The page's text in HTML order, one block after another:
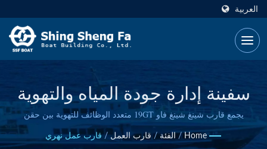
العربية
سفينة إدارة جودة المياه والتهوية
المتقدمة من FRPيجمع قارب شينغ شينغ فاو 19GT متعدد الوظائف للتهوية بين حقن
الأكسجين عالي الأداء، وأنظمة أخذ عينات المياه المتكاملة، واستدامة
الطاقة الشمسية لإدارة شاملة للأنهار والنظم البيئية المائية.
Home
/ الفئة / قارب العمل / قارب عمل نهري